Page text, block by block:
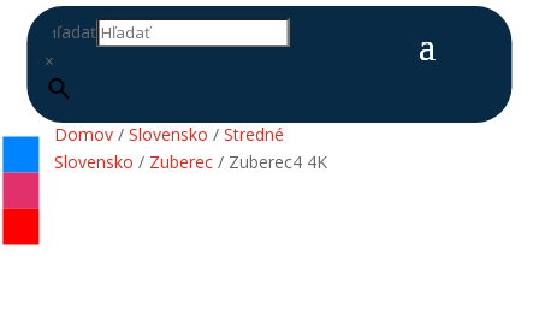
Hľadať
×
Domov/ Slovensko / Stredné
Slovensko / Zuberec/ Zuberec4 4K